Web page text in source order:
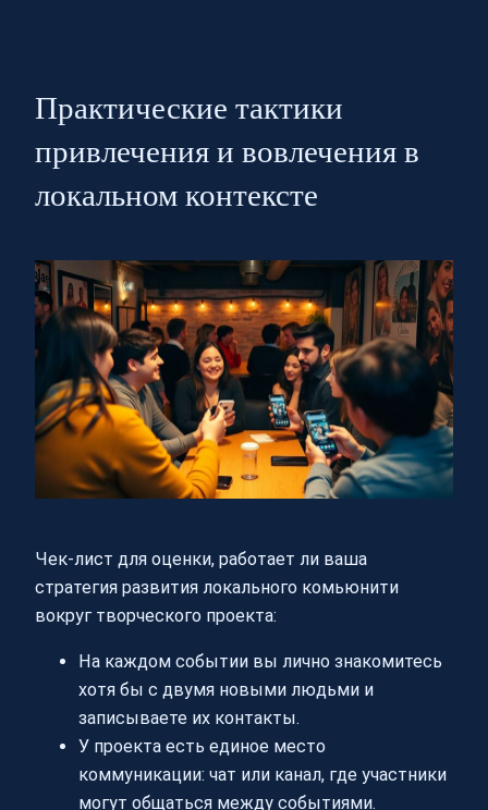
Практические тактики
привлечения и вовлечения в
локальном контексте
Чек-лист для оценки, работает ли ваша
стратегия развития локального комьюнити
вокруг творческого проекта:
На каждом событии вы лично знакомитесь
хотя бы с двумя новыми людьми и
записываете их контакты.
У проекта есть единое место
коммуникации: чат или канал, где участники
могут общаться между событиями.